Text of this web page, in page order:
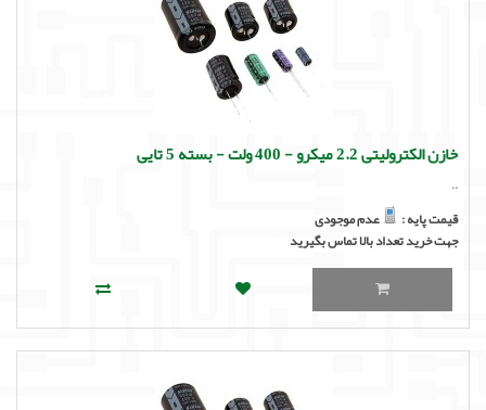
خازن الکترولیتی 2.2 میکرو - 400 ولت - بسته 5 تایی
..
قیمت پایه :
عدم موجودی
جهت خرید تعداد بالا تماس بگیرید